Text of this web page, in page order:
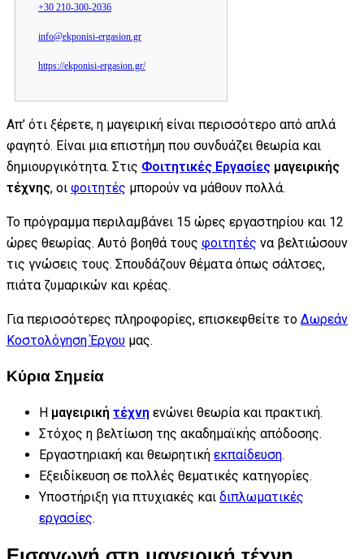
+30 210-300-2036
info@ekponisi-ergasion.gr
https://ekponisi-ergasion.gr/
Απ’ ότι ξέρετε, η μαγειρική είναι περισσότερο από απλά
φαγητό. Είναι μια επιστήμη που συνδυάζει θεωρία και
δημιουργικότητα. Στις Φοιτητικές Εργασίες μαγειρικής
τέχνης, οι φοιτητές μπορούν να μάθουν πολλά.
Το πρόγραμμα περιλαμβάνει 15 ώρες εργαστηρίου και 12
ώρες θεωρίας. Αυτό βοηθά τους φοιτητές να βελτιώσουν
τις γνώσεις τους. Σπουδάζουν θέματα όπως σάλτσες,
πιάτα ζυμαρικών και κρέας.
Για περισσότερες πληροφορίες, επισκεφθείτε το Δωρεάν
Κοστολόγηση Έργου μας.
Κύρια Σημεία
Η μαγειρική τέχνη ενώνει θεωρία και πρακτική.
Στόχος η βελτίωση της ακαδημαϊκής απόδοσης.
Εργαστηριακή και θεωρητική εκπαίδευση.
Εξειδίκευση σε πολλές θεματικές κατηγορίες.
Υποστήριξη για πτυχιακές και διπλωματικές
εργασίες.